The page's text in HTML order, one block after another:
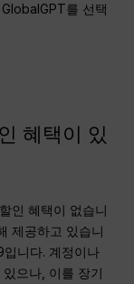
를 선택
혜택이 있
인 혜택이 없습니
제공하고 있습니
입니다. 계정이나
으나, 이를 장기